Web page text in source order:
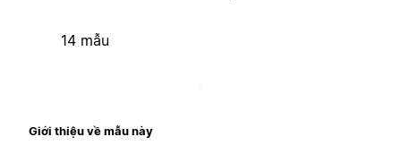
14 mẫu
Giới thiệu về mẫu này